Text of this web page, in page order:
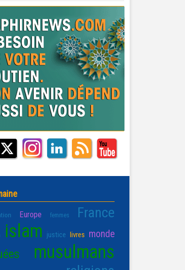
Europe femmes France
islam justice livres monde
musulmans